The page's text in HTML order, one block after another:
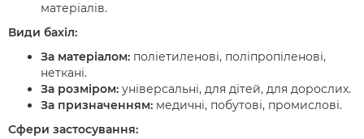
матеріалів.
Види бахіл:
За матеріалом: поліетиленові, поліпропіленові,
неткані.
За розміром: універсальні, для дітей, для дорослих.
За призначенням: медичні, побутові, промислові.
Сфери застосування: